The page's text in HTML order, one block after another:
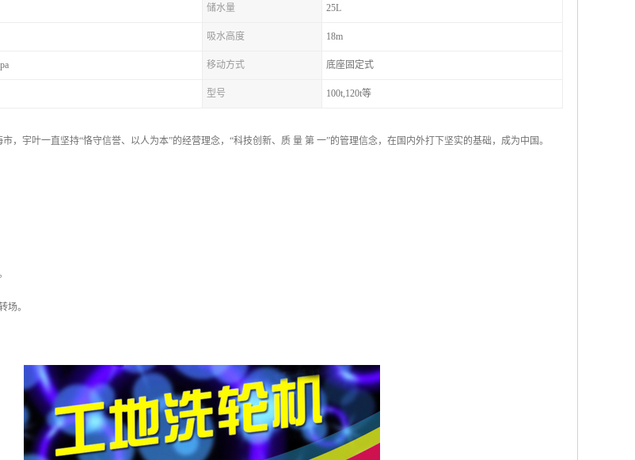
储水量 25L
吸水高度 18m
移动方式 底座固定式
型号 100t,120t等
，宇叶一直坚持“恪守信誉、以人为本”的经营理念，“科技创新、质 量 第 一”的管理信念，在国内外打下坚实的基础，成为中国。
场。